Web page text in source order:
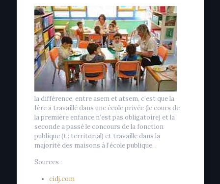
la différence, entre asem et atsem, c’est que la
1ère a travaillé dans une école privée (le cours de
la première enfance n’est pas obligatoire) et la
seconde a passé le concours de la fonction
publique (t : territorial) et travaille dans la
majorité des maisons à l’école publique. .
Sources :
cidj.com